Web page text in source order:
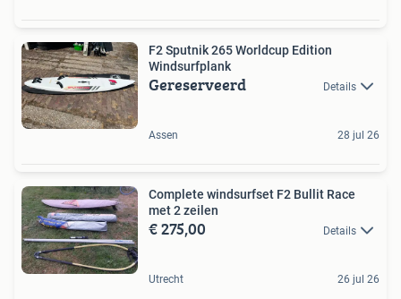
F2 Sputnik 265 Worldcup Edition
Windsurfplank
Gereserveerd Details
Assen 28 jul 26
Complete windsurfset F2 Bullit Race
met 2 zeilen
€ 275,00 Details
Utrecht 26 jul 26